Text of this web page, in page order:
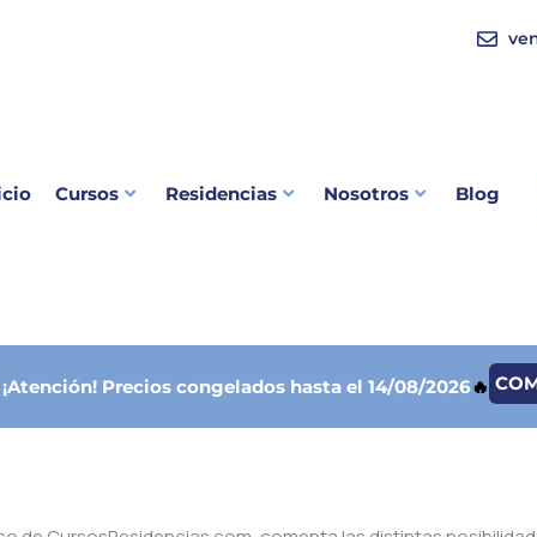
Cursos Residencias Nosotros Blog
¡Atención! Precios congelados hasta el 14/08/2026🔥